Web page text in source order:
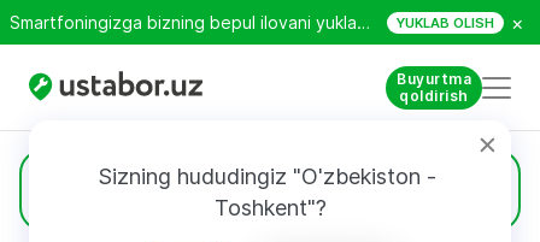
Smartfoningizga bizning bepul ilovani yuklab oling! YUKLAB OLISH ×
Buyurtma
qoldirish
Sizning hududingiz "O'zbekiston -
Toshkent"?
Gaz plitalari